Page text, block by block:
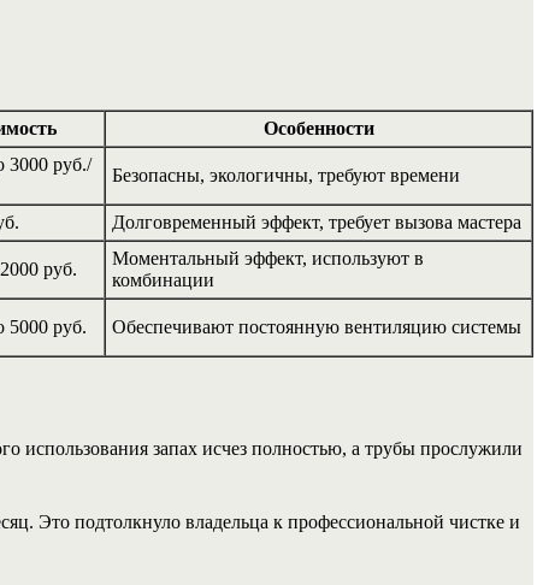
Особенности
3000 руб./
Безопасны, экологичны, требуют времени
Долговременный эффект, требует вызова мастера
руб.
Моментальный эффект, используют в
комбинации
5000 руб. Обеспечивают постоянную вентиляцию системы
использования запах исчез полностью, а трубы прослужили
Это подтолкнуло владельца к профессиональной чистке и